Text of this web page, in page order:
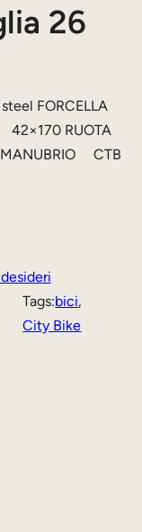
26
FORCELLA
RUOTA
CTB
Tags:bici,
City Bike